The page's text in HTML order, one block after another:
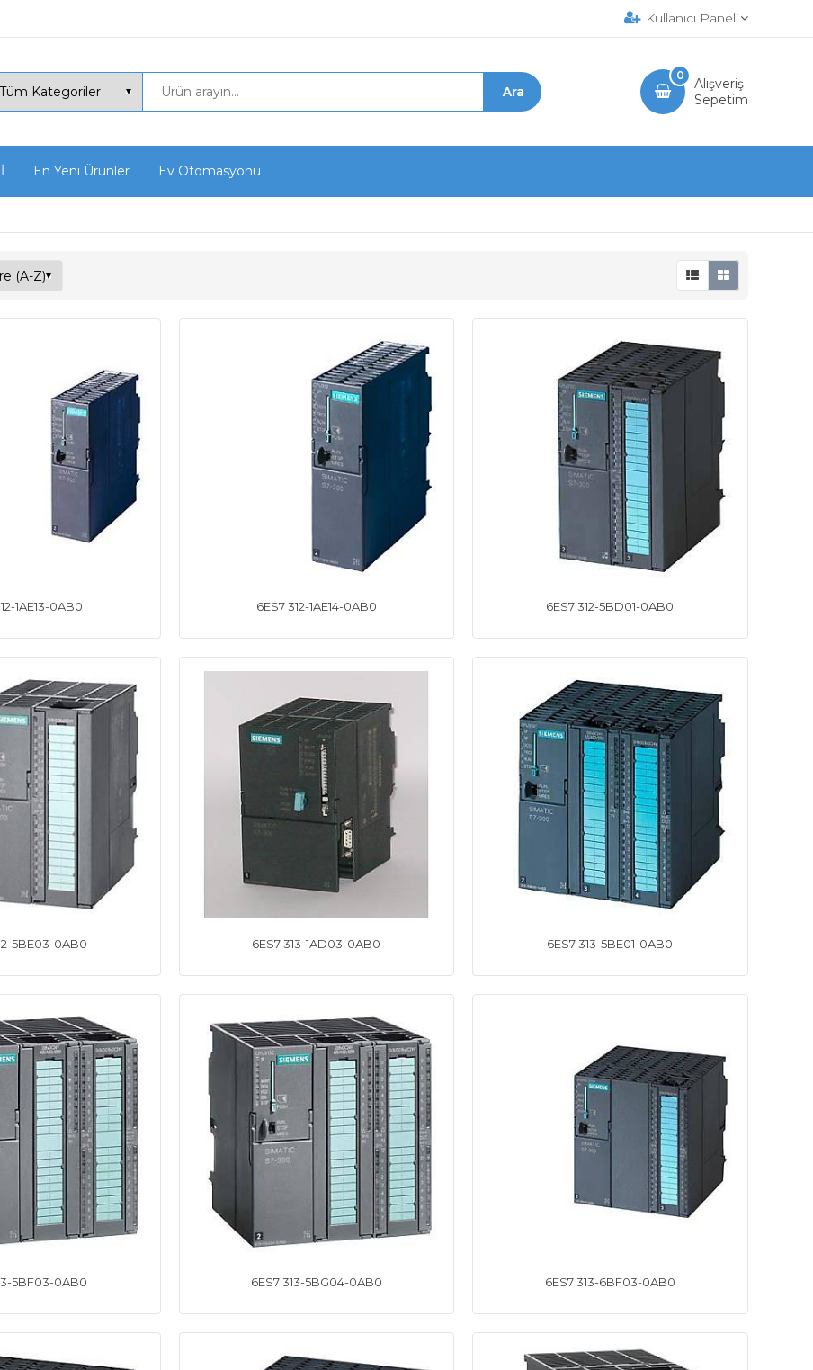
Kullanıcı Paneli
Alışveriş
Sepetim
0
En Yeni Ürünler Ev Otomasyonu
1AE13-0AB0 6ES7 312-1AE14-0AB0 6ES7 312-5BD01-0AB0
5BE03-0AB0 6ES7 313-1AD03-0AB0 6ES7 313-5BE01-0AB0
5BF03-0AB0 6ES7 313-5BG04-0AB0 6ES7 313-6BF03-0AB0